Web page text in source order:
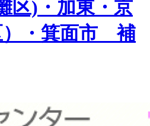
区)・加東・京
）・箕面市 補